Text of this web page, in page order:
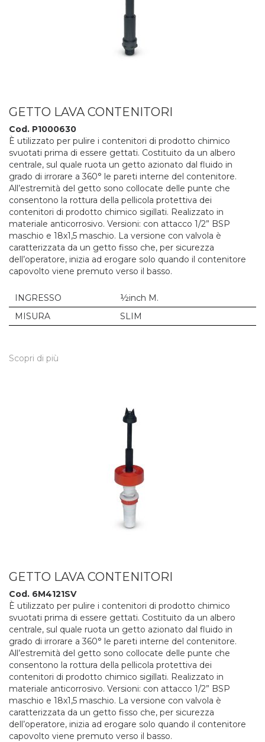
GETTO LAVA CONTENITORI
Cod. P1000630
È utilizzato per pulire i contenitori di prodotto chimico
svuotati prima di essere gettati. Costituito da un albero
centrale, sul quale ruota un getto azionato dal fluido in
grado di irrorare a 360° le pareti interne del contenitore.
All’estremità del getto sono collocate delle punte che
consentono la rottura della pellicola protettiva dei
contenitori di prodotto chimico sigillati. Realizzato in
materiale anticorrosivo. Versioni: con attacco 1/2” BSP
maschio e 18x1,5 maschio. La versione con valvola è
caratterizzata da un getto fisso che, per sicurezza
dell’operatore, inizia ad erogare solo quando il contenitore
capovolto viene premuto verso il basso.
INGRESSO
½inch M.
MISURA
SLIM
Scopri di più
GETTO LAVA CONTENITORI
Cod. 6M4121SV
È utilizzato per pulire i contenitori di prodotto chimico
svuotati prima di essere gettati. Costituito da un albero
centrale, sul quale ruota un getto azionato dal fluido in
grado di irrorare a 360° le pareti interne del contenitore.
All’estremità del getto sono collocate delle punte che
consentono la rottura della pellicola protettiva dei
contenitori di prodotto chimico sigillati. Realizzato in
materiale anticorrosivo. Versioni: con attacco 1/2” BSP
maschio e 18x1,5 maschio. La versione con valvola è
caratterizzata da un getto fisso che, per sicurezza
dell’operatore, inizia ad erogare solo quando il contenitore
capovolto viene premuto verso il basso.